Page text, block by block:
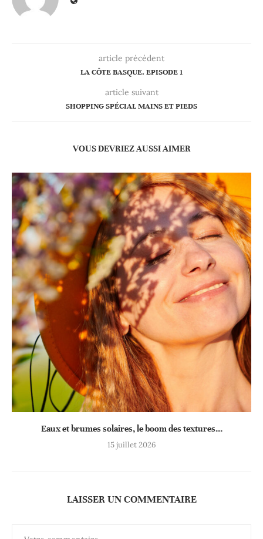
article précédent
LA CÔTE BASQUE. EPISODE 1
article suivant
SHOPPING SPÉCIAL MAINS ET PIEDS
VOUS DEVRIEZ AUSSI AIMER
Eaux et brumes solaires, le boom des textures...
15 juillet 2026
LAISSER UN COMMENTAIRE